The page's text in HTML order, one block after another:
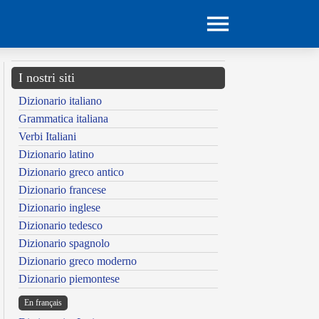
I nostri siti
Dizionario italiano
Grammatica italiana
Verbi Italiani
Dizionario latino
Dizionario greco antico
Dizionario francese
Dizionario inglese
Dizionario tedesco
Dizionario spagnolo
Dizionario greco moderno
Dizionario piemontese
En français